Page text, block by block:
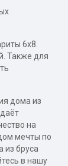
6х8.
Также для
дома из
на
мечты по
из бруса
в нашу